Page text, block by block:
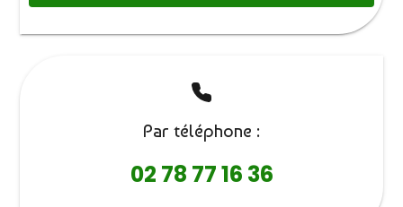
Par téléphone :
02 78 77 16 36